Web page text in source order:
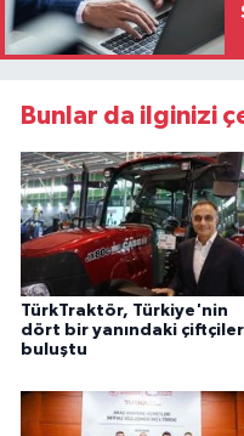
Bunlar da ilginizi
TürkTraktör, Türkiye'nin
dört bir yanındaki
buluştu